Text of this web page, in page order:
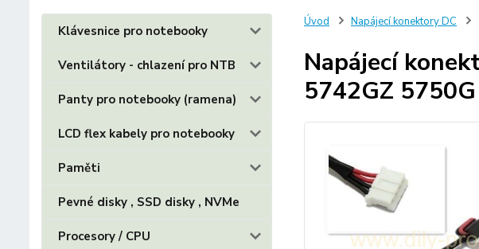
Klávesnice pro notebooky
Ventilátory - chlazení pro NTB
Panty pro notebooky (ramena)
LCD flex kabely pro notebooky
Paměti
Pevné disky , SSD disky , NVMe
Procesory / CPU
Úvod Napájecí konektory DC
Napájecí
5742GZ 5750G